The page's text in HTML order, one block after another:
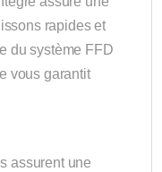
rapides et
du système FFD
vous garantit
assurent une